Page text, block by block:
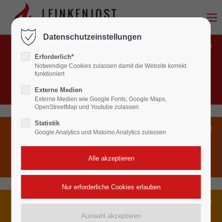
Login
Benutzername
Passwort
Anmelden
Register|Lost your password?
Support
Lorem ipsum dolor sit amet:
BRANDSCHUTZ
Feuerlöscher, Rauchwarnmelder, Gefahrenmeldeanlagen,
Rauch-Wärme-Abzugsanlagen (NRA/RWA),
Wandhydranten, Brandschutztüren und Feststellanlagen
SICHERHEITSTECHNIK
Einbruchmeldeanlagen, Gefahrenmeldeanlagen,
ENERGIEBERATUNG
Datenschutzeinstellungen
Erforderlich*
Notwendige Cookies zulassen damit die Website korrekt
funktioniert
Externe Medien
Externe Medien wie Google Fonts, Google Maps,
OpenStreetMap und Youtube zulassen
Statistik
Google Analytics und Matomo Analytics zulassen